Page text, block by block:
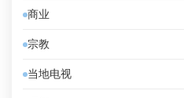
俄罗斯
保加利亚
克罗地亚
商业
宗教
当地电视